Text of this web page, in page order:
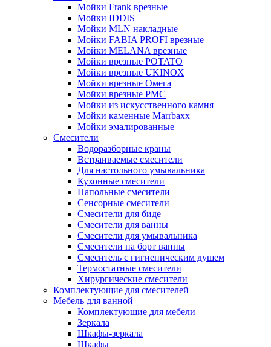
Мойки Frank врезные
Мойки IDDIS
Мойки MLN накладные
Мойки FABIA PROFI врезные
Мойки MELANA врезные
Мойки врезные POTATO
Мойки врезные UKINOX
Мойки врезные Омега
Мойки врезные РМС
Мойки из искусственного камня
Мойки каменные Marrbaxx
Мойки эмалированные
Смесители
Водоразборные краны
Встраиваемые смесители
Для настольного умывальника
Кухонные смесители
Напольные смесители
Сенсорные смесители
Смесители для биде
Смесители для ванны
Смесители для умывальника
Смесители на борт ванны
Смеситель с гигиеническим душем
Термостатные смесители
Хирургические смесители
Комплектующие для смесителей
Мебель для ванной
Комплектуюшие для мебели
Зеркала
Шкафы-зеркала
Шкафы